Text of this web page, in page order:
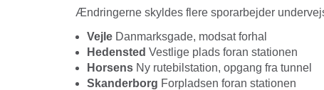
Ændringerne skyldes flere sporarbejder
Vejle Danmarksgade, modsat forhal
Hedensted Vestlige plads foran stationen
Horsens Ny rutebilstation, opgang fra tunnel
Skanderborg Forpladsen foran stationen